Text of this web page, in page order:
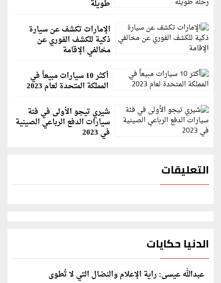
طويلة
الإمارات تكشف عن سيارة
ذكية للكشف الفوري عن
مخالفي الإقامة
أكثر 10 سيارات مبيعاً في
المملكة المتحدة لعام 2023
شيري تيجو الأولى في فئة
سيارات الدفع الرباعي الصينية
في 2023
التعليقات
الدنيا حكايات
عبدالله عيسى: راية الإعلام والنضال التي لا تُطوى